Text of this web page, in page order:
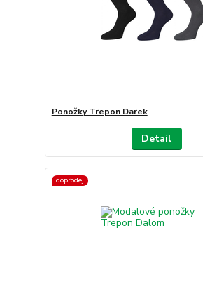
Ponožky Trepon Darek
Detail
doprodej